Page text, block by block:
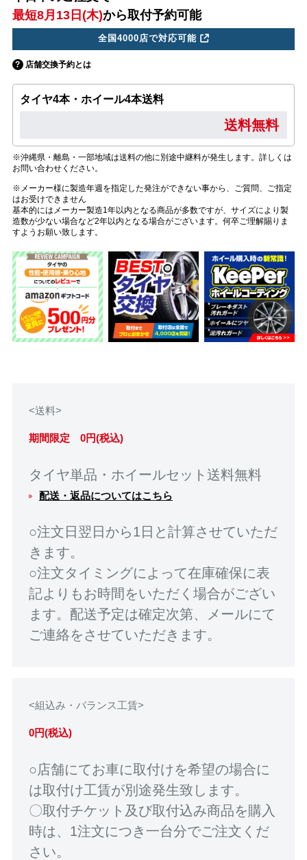
最短8月13日(木)から取付予約可能
全国4000店で対応可能
店舗交換予約とは
タイヤ4本・ホイール4本送料
送料無料
※沖縄県・離島・一部地域は送料の他に別途中継料が発生します。詳しくは
お問い合わせください。
※メーカー様に製造年週を指定した発注ができない事から、ご質問、ご指定
はお受けできません
基本的にはメーカー製造1年以内となる商品が多数ですが、サイズにより製
造数が少ない場合など2年以内となる場合がございます。何卒ご理解賜りま
すようお願い致します。
<送料>
期間限定 0円(税込)
タイヤ単品・ホイールセット送料無料
配送・返品についてはこちら
○注文日翌日から1日と計算させていただ
きます。
○注文タイミングによって在庫確保に表
記よりもお時間をいただく場合がござい
ます。配送予定は確定次第、メールにて
ご連絡をさせていただきます。
<組込み・バランス工賃>
0円(税込)
○店舗にてお車に取付けを希望の場合に
は取付け工賃が別途発生致します。
〇取付チケット及び取付込み商品を購入
時は、1注文につき一台分でご注文くだ
さい。